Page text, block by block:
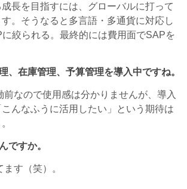
長を目指すには、グローバルに打って
。そうなると多言語・多通貨に対応し
絞られる。最終的には費用面でSAPを
在庫管理、予算管理を導入中ですね。
前なので使用感は分かりませんが、導入
んなふうに活用したい」という期待は
すか。
ます（笑）。